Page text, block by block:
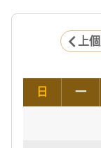
上
日 一